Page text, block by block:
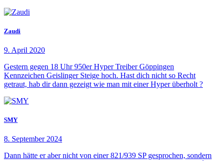
Zaudi
9. April 2020
Gestern gegen 18 Uhr 950er Hyper Treiber Göppingen
Kennzeichen Geislinger Steige hoch. Hast dich nicht so Recht
getraut, hab dir dann gezeigt wie man mit einer Hyper überholt ?
SMY
8. September 2024
Dann hätte er aber nicht von einer 821/939 SP gesprochen, sondern